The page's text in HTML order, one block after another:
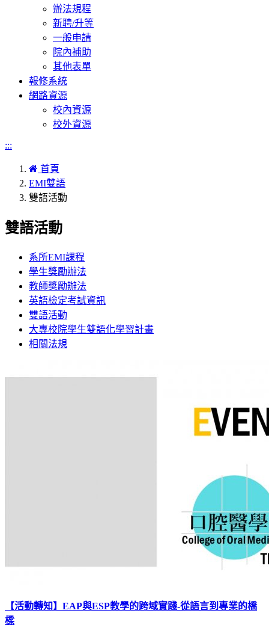
辦法規程
新聘/升等
一般申請
院內補助
其他表單
報修系統
網路資源
校內資源
校外資源
:::
首頁
EMI雙語
雙語活動
雙語活動
系所EMI課程
學生獎勵辦法
教師獎勵辦法
英語檢定考試資訊
雙語活動
大專校院學生雙語化學習計畫
相關法規
【活動轉知】EAP與ESP教學的跨域實踐-從語言到專業的橋
樑